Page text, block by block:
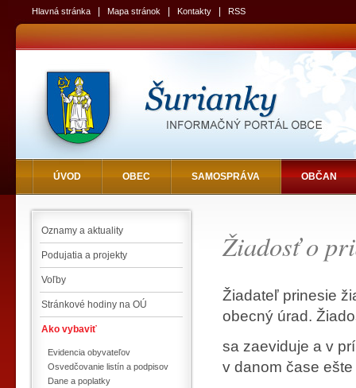
Hlavná stránka Mapa stránok Kontakty RSS
ÚVOD OBEC SAMOSPRÁVA OBČAN
Oznamy a aktuality
Podujatia a projekty
Voľby
Stránkové hodiny na OÚ
Ako vybaviť
Evidencia obyvateľov
Osvedčovanie listín a podpisov
Dane a poplatky
Žiadosť o
Žiadateľ prinesie
obecný úrad.
sa zaeviduje a v
v danom čase ešte